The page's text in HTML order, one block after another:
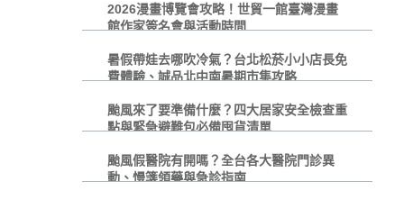
2026漫畫博覽會攻略！世貿一館臺灣漫畫
館作家簽名會與活動時間
暑假帶娃去哪吹冷氣？台北松菸小小店長免
費體驗、誠品北中南暑期市集攻略
颱風來了要準備什麼？四大居家安全檢查重
點與緊急避難包必備囤貨清單
颱風假醫院有開嗎？全台各大醫院門診異
動、慢箋領藥與急診指南